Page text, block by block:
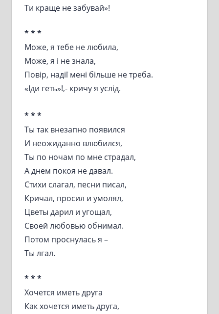
Ти краще не забувай»!
* * *
Може, я тебе не любила,
Може, я і не знала,
Повір, надії мені більше не треба.
«Іди геть»!,- кричу я услід.
* * *
Ты так внезапно появился
И неожиданно влюбился,
Ты по ночам по мне страдал,
А днем покоя не давал.
Стихи слагал, песни писал,
Кричал, просил и умолял,
Цветы дарил и угощал,
Своей любовью обнимал.
Потом проснулась я –
Ты лгал.
* * *
Хочется иметь друга
Как хочется иметь друга,